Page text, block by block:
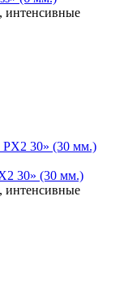
интенсивные
30» (30 мм.)
интенсивные